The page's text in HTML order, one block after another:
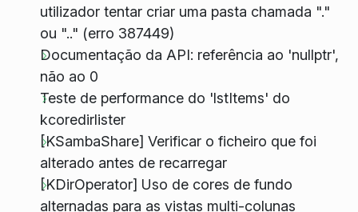
utilizador tentar criar uma pasta chamada "."
ou ".." (erro 387449)
Documentação da API: referência ao 'nullptr',
não ao 0
Teste de performance do 'lstItems' do
kcoredirlister
[KSambaShare] Verificar o ficheiro que foi
alterado antes de recarregar
[KDirOperator] Uso de cores de fundo
alternadas para as vistas multi-colunas